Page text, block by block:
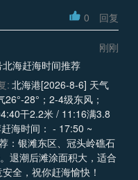
0 回复
刚刚
海赶海时间推荐
: 北海港[2026-8-6] 天气
28°；2-4级东风；
干2.2米 / 11:16满3.8
海时间： - 17:50 ~
：银滩东区、冠头岭礁石
退潮后滩涂面积大，适合
全，祝你赶海愉快！